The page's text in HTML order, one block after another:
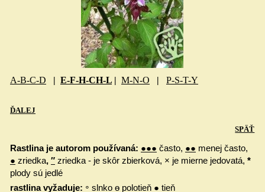
A-B-C-D | E-F-H-CH-L | M-N-O | P-S-T-Y
ĎALEJ
SPÄŤ
Rastlina je autorom používaná: ●●● často, ●● menej často,
● zriedka, ″ zriedka - je skôr zbierková, × je mierne jedovatá, *
plody sú jedlé
rastlina vyžaduje: ◦ slnko ө polotieň ● tieň